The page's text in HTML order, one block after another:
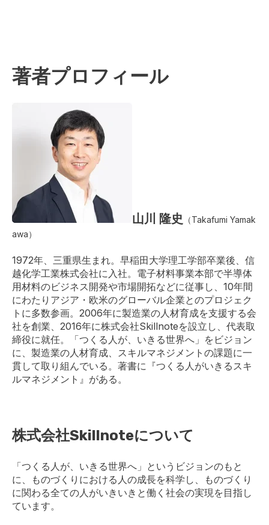
著者プロフィール
山川 隆史
（Takafumi Yamak
awa）
1972年、三重県生まれ。早稲田大学理工学部卒業後、信
越化学工業株式会社に入社。電子材料事業本部で半導体
用材料のビジネス開発や市場開拓などに従事し、10年間
にわたりアジア・欧米のグローバル企業とのプロジェク
トに多数参画。2006年に製造業の人材育成を支援する会
社を創業、2016年に株式会社Skillnoteを設立し、代表取
締役に就任。「つくる人が、いきる世界へ」をビジョン
に、製造業の人材育成、スキルマネジメントの課題に一
貫して取り組んでいる。著書に『つくる人がいきるスキ
ルマネジメント』がある。
株式会社Skillnoteについて
「つくる人が、いきる世界へ」というビジョンのもと
に、ものづくりにおける人の成長を科学し、ものづくり
に関わる全ての人がいきいきと働く社会の実現を目指し
ています。